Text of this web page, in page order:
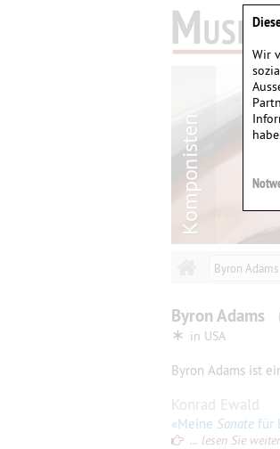
Byron Adams
Byron Adams
∗ in USA
Byron Adams ist
Konrad Ewald
«Meine Sonate für
... lesen Sie
Wir